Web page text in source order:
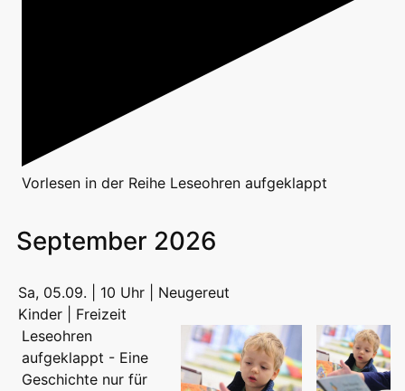
Vorlesen in der Reihe Leseohren aufgeklappt
September 2026
Sa, 05.09. | 10 Uhr | Neugereut
Kinder | Freizeit
Leseohren
aufgeklappt - Eine
Geschichte nur für